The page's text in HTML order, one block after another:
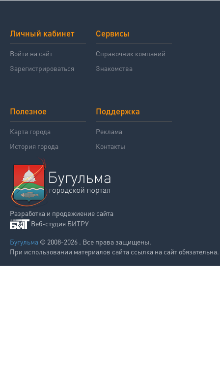
Личный кабинет
Войти на сайт
Зарегистрироваться
Сервисы
Справочник компаний
Знакомства
Полезное
Карта города
История города
Поддержка
Реклама
Контакты
Разработка и продвжиение сайта
Веб-студия БИТРУ
Бугульма © 2008-2026 . Все права защищены.
При использовании материалов сайта ссылка на сайт обязательна.